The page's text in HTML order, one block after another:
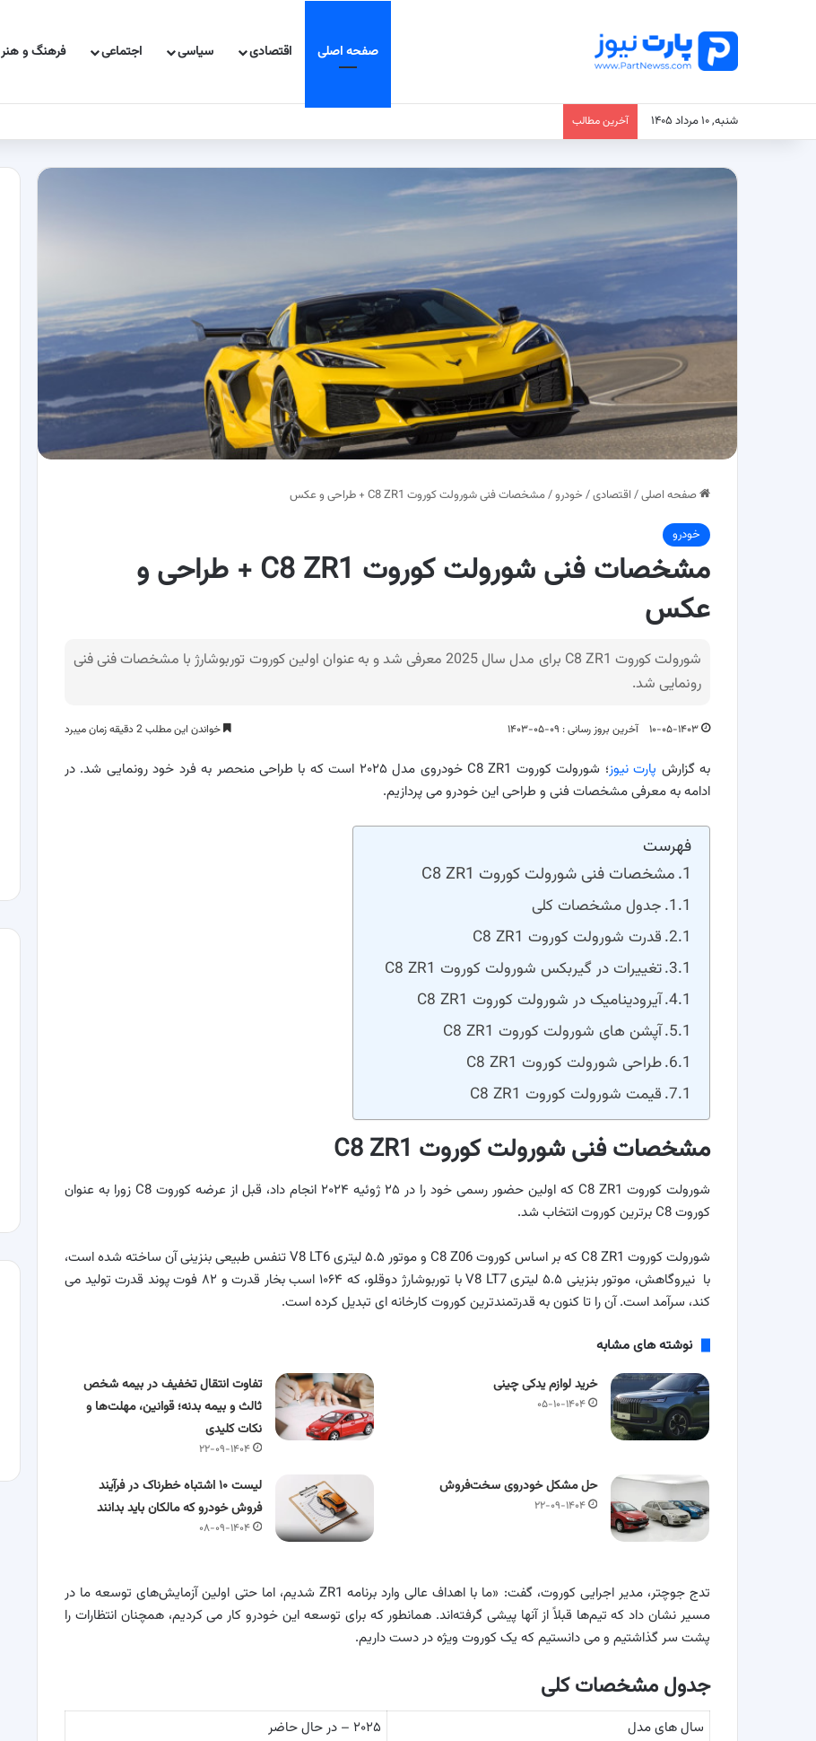
صفحه اصلی اقتصادی سیاسی اجتماعی فرهنگ و هنر
شنبه, ۱۰ مرداد ۱۴۰۵ آخرین مطالب
صفحه اصلی/ اقتصادی/ خودرو/مشخصات فنی شورولت کوروت C8 ZR1 + طراحی و عکس
خودرو
مشخصات فنی شورولت کوروت C8 ZR1 + طراحی و
عکس
شورولت کوروت C8 ZR1 برای مدل سال 2025 معرفی شد و به عنوان اولین کوروت توربوشارژ با مشخصات فنی فنی
رونمایی شد.
۱۰-۰۵-۱۴۰۳ آخرین بروز رسانی : ۰۹-۰۵-۱۴۰۳ خواندن این مطلب 2 دقیقه زمان میبرد
به گزارش پارت نیوز
؛ شورولت کوروت C8 ZR1 خودروی مدل ۲۰۲۵ است که با طراحی منحصر به فرد خود رونمایی شد. در
ادامه به معرفی مشخصات فنی و طراحی این خودرو می پردازیم.
فهرست
مشخصات فنی شورولت کوروت C8 ZR1
جدول مشخصات کلی
قدرت شورولت کوروت C8 ZR1
تغییرات در گیربکس شورولت کوروت C8 ZR1
آیرودینامیک در شورولت کوروت C8 ZR1
آپشن های شورولت کوروت C8 ZR1
طراحی شورولت کوروت C8 ZR1
قیمت شورولت کوروت C8 ZR1
مشخصات فنی شورولت کوروت C8 ZR1
شورولت کوروت C8 ZR1 که اولین حضور رسمی خود را در ۲۵ ژوئیه ۲۰۲۴ انجام داد، قبل از عرضه کوروت C8 زورا به عنوان
کوروت C8 برترین کوروت انتخاب شد.
شورولت کوروت C8 ZR1 که بر اساس کوروت C8 Z06 و موتور ۵.۵ لیتری V8 LT6 تنفس طبیعی بنزینی آن ساخته شده است،
با نیروگاهش، موتور بنزینی ۵.۵ لیتری V8 LT7 با توربوشارژ دوقلو، که ۱۰۶۴ اسب بخار قدرت و ۸۲ فوت پوند قدرت تولید می
کند، سرآمد است. آن را تا کنون به قدرتمندترین کوروت کارخانه ای تبدیل کرده است.
نوشته های مشابه
خرید لوازم یدکی چینی
۰۵-۱۰-۱۴۰۴
تفاوت انتقال تخفیف در بیمه شخص
ثالث و بیمه بدنه؛ قوانین، مهلت‌ها و
نکات کلیدی
۲۲-۰۹-۱۴۰۴
حل مشکل خودروی سخت‌فروش
۲۲-۰۹-۱۴۰۴
لیست ۱۰ اشتباه خطرناک در فرآیند
فروش خودرو که مالکان باید بدانند
۰۸-۰۹-۱۴۰۴
تدج جوچتر، مدیر اجرایی کوروت، گفت: «ما با اهداف عالی وارد برنامه ZR1 شدیم، اما حتی اولین آزمایش‌های توسعه ما در
مسیر نشان داد که تیم‌ها قبلاً از آنها پیشی گرفته‌اند. همانطور که برای توسعه این خودرو کار می کردیم، همچنان انتظارات را
پشت سر گذاشتیم و می دانستیم که یک کوروت ویژه در دست داریم.
جدول مشخصات کلی
سال های مدل
۲۰۲۵ – در حال حاضر